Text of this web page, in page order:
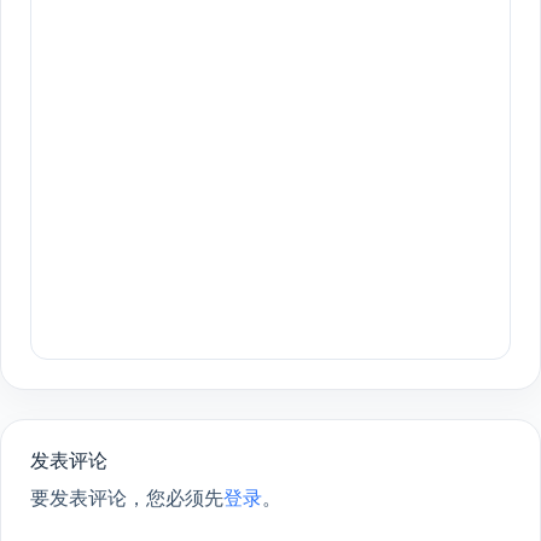
发表评论
要发表评论，您必须先登录。